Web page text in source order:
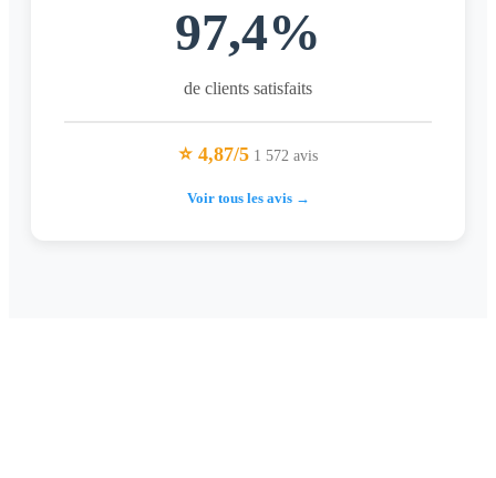
97,4%
de clients satisfaits
⭐ 4,87/5 1 572 avis
Voir tous les avis →